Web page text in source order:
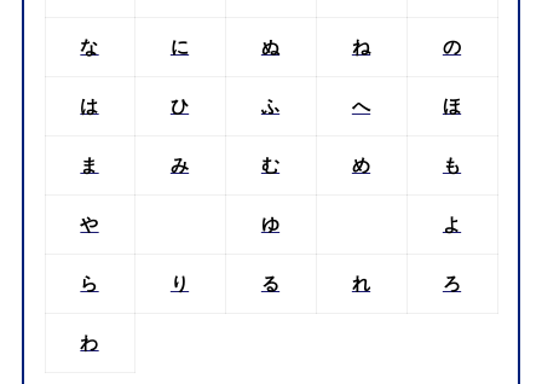
な に ぬ ね の
は ひ ふ へ ほ
ま み む め も
や ゆ よ
ら り る れ ろ
わ